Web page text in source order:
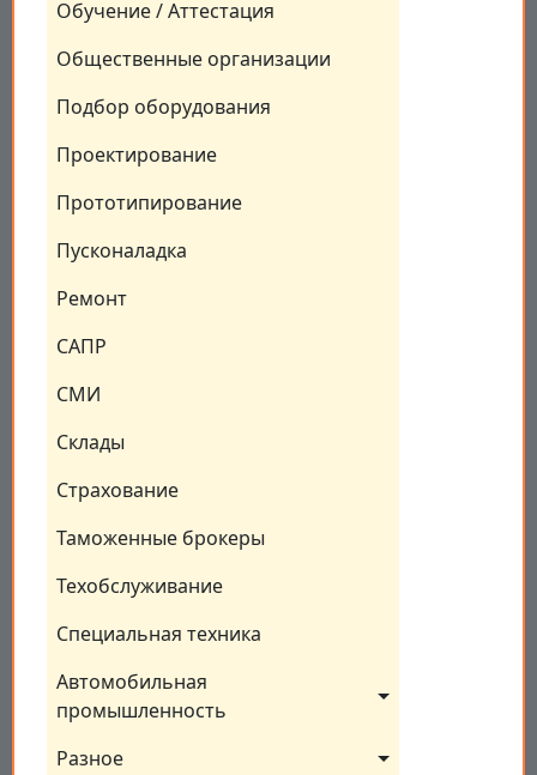
Обучение / Аттестация
Общественные организации
Подбор оборудования
Проектирование
Прототипирование
Пусконаладка
Ремонт
САПР
СМИ
Склады
Страхование
Таможенные брокеры
Техобслуживание
Специальная техника
Автомобильная
промышленность
Разное